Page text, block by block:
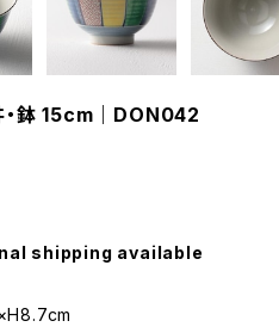
・鉢 15cm｜DON042
shipping available